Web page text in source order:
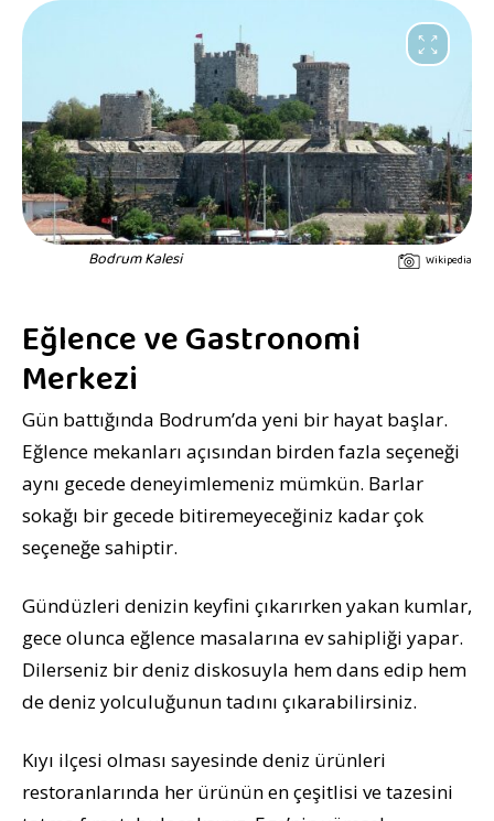
Bodrum Kalesi Wikipedia
Eğlence ve Gastronomi
Merkezi
Gün battığında Bodrum’da yeni bir hayat başlar.
Eğlence mekanları açısından birden fazla seçeneği
aynı gecede deneyimlemeniz mümkün. Barlar
sokağı bir gecede bitiremeyeceğiniz kadar çok
seçeneğe sahiptir.
Gündüzleri denizin keyfini çıkarırken yakan kumlar,
gece olunca eğlence masalarına ev sahipliği yapar.
Dilerseniz bir deniz diskosuyla hem dans edip hem
de deniz yolculuğunun tadını çıkarabilirsiniz.
Kıyı ilçesi olması sayesinde deniz ürünleri
restoranlarında her ürünün en çeşitlisi ve tazesini